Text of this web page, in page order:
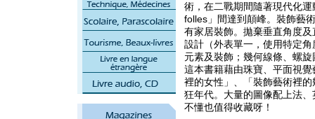
術，在二戰期間隨著現代化
folles」間達到顛峰。裝飾藝
有家居裝飾。拋棄垂直角度
設計（外表單一，使用特定
元素及裝飾；幾何線條、螺
這本書籍藉由珠寶、平面視
裡的女性」、「裝飾藝術裡
狂年代。大量的圖像配上法
不懂也值得收藏呀！